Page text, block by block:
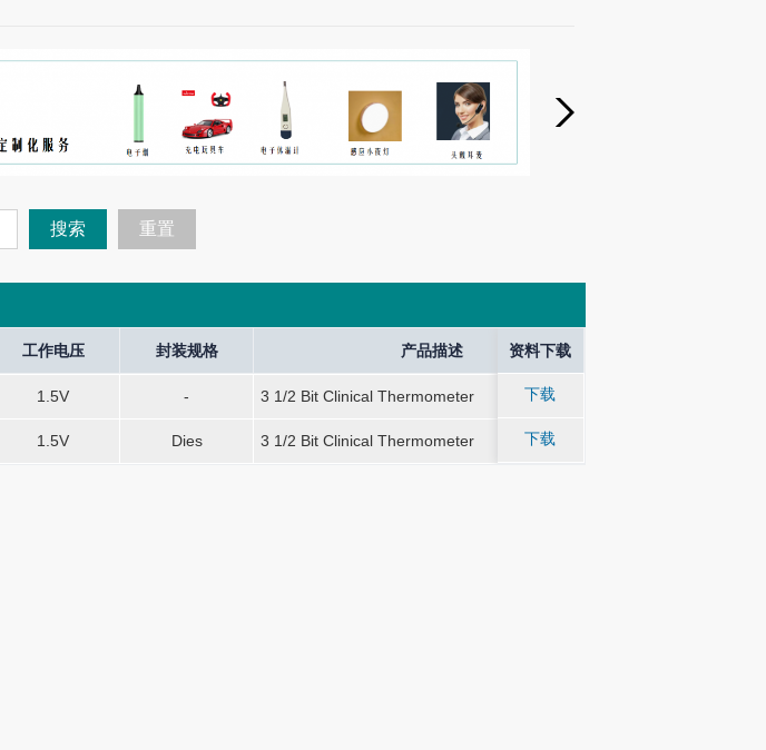
搜索 重置
工作电压 封装规格 产品描述
1.5V - 3 1/2 Bit Clinical Thermometer
1.5V Dies 3 1/2 Bit Clinical Thermometer
工作电压 封装规格 产品描述
1.5V - 3 1/2 Bit Clinical Thermometer
1.5V Dies 3 1/2 Bit Clinical Thermometer
Halt Current Stop Application 资料下载
- - 下载
- - 下载